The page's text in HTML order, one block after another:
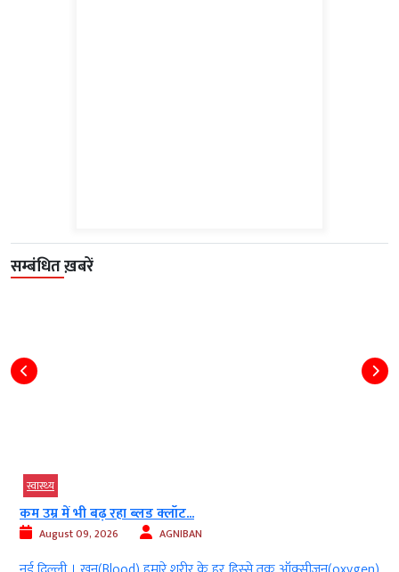
सम्बंधित ख़बरें
स्‍वास्‍थ्‍य
कम उम्र में भी बढ़ रहा ब्लड क्लॉट...
August 09, 2026 AGNIBAN